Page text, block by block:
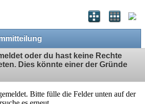
oder du hast keine Rechte
Dies könnte einer der Gründe
Bitte fülle die Felder unten auf der